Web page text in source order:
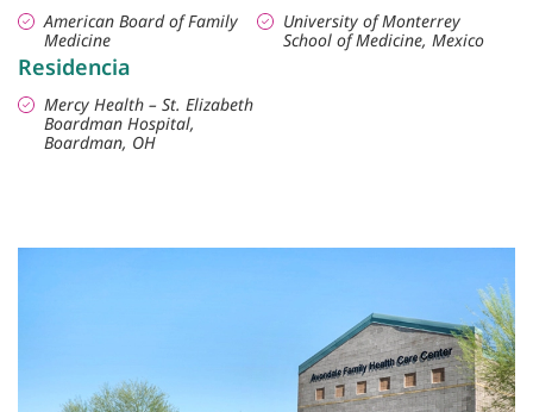
American Board of Family
Medicine
University of Monterrey
School of Medicine, Mexico
Residencia
Mercy Health – St. Elizabeth
Boardman Hospital,
Boardman, OH